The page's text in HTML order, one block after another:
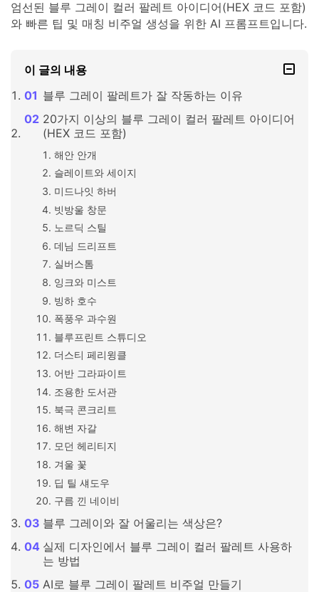
엄선된 블루 그레이 컬러 팔레트 아이디어(HEX 코드 포함)
와 빠른 팁 및 매칭 비주얼 생성을 위한 AI 프롬프트입니다.
이 글의 내용
블루 그레이 팔레트가 잘 작동하는 이유
20가지 이상의 블루 그레이 컬러 팔레트 아이디어
(HEX 코드 포함)
해안 안개
슬레이트와 세이지
미드나잇 하버
빗방울 창문
노르딕 스틸
데님 드리프트
실버스톰
잉크와 미스트
빙하 호수
폭풍우 과수원
블루프린트 스튜디오
더스티 페리윙클
어반 그라파이트
조용한 도서관
북극 콘크리트
해변 자갈
모던 헤리티지
겨울 꽃
딥 틸 섀도우
구름 낀 네이비
블루 그레이와 잘 어울리는 색상은?
실제 디자인에서 블루 그레이 컬러 팔레트 사용하
는 방법
AI로 블루 그레이 팔레트 비주얼 만들기